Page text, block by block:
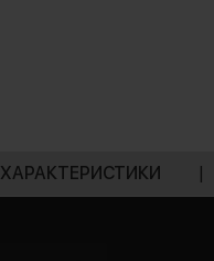
ХАРАКТЕРИСТИКИ |